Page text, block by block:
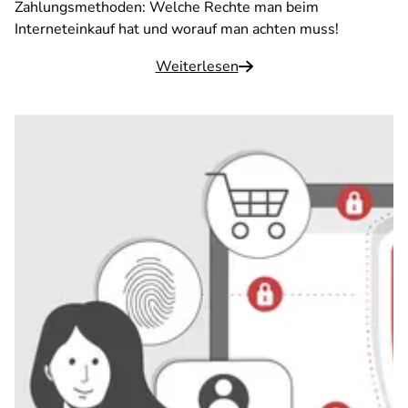
Zahlungsmethoden: Welche Rechte man beim
Interneteinkauf hat und worauf man achten muss!
Weiterlesen